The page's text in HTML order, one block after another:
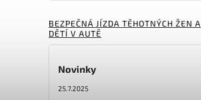
BEZPEČNÁ JÍZDA TĚHOTNÝCH ŽEN A
DĚTÍ V AUTĚ
Novinky
25.7.2025